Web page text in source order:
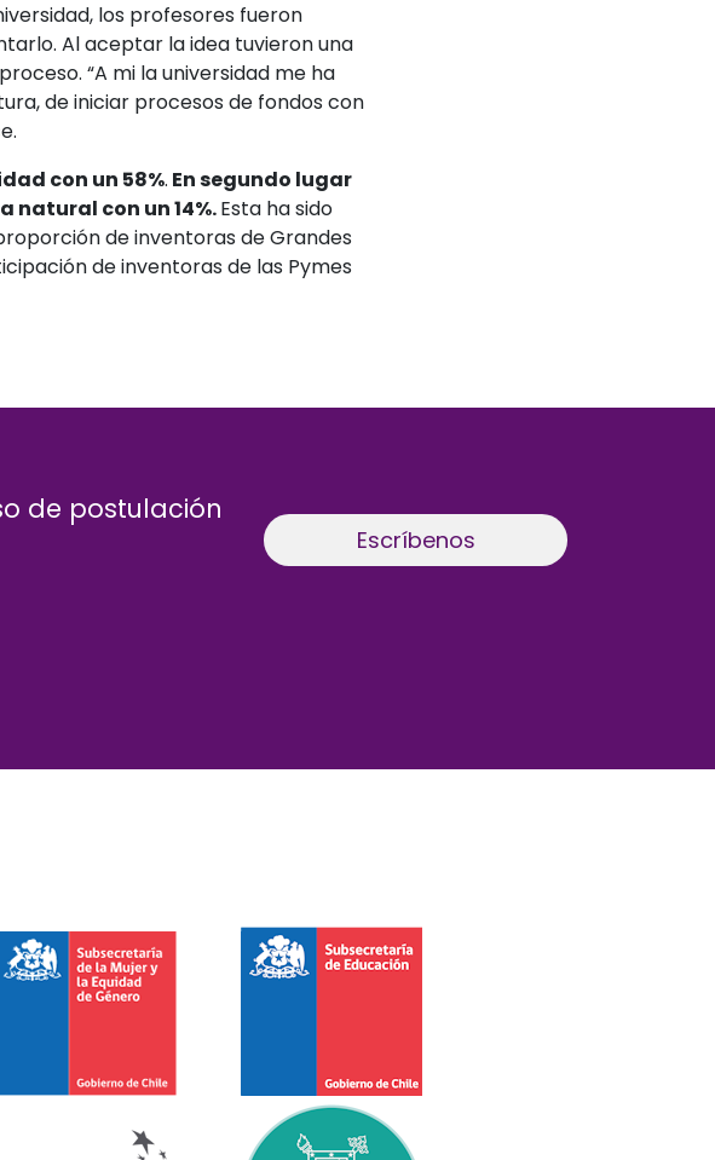
los profesores fueron
Al aceptar la idea tuvieron una
“A mi la universidad me ha
de iniciar procesos de fondos con
con un 58%. En segundo lugar
natural con un 14%.Esta ha sido
de inventoras de Grandes
de inventoras de las Pymes
de postulación
Escríbenos